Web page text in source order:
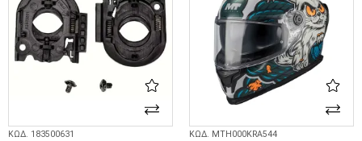
ΚΩΔ. 183500631 ΚΩΔ. MTH000KRA544